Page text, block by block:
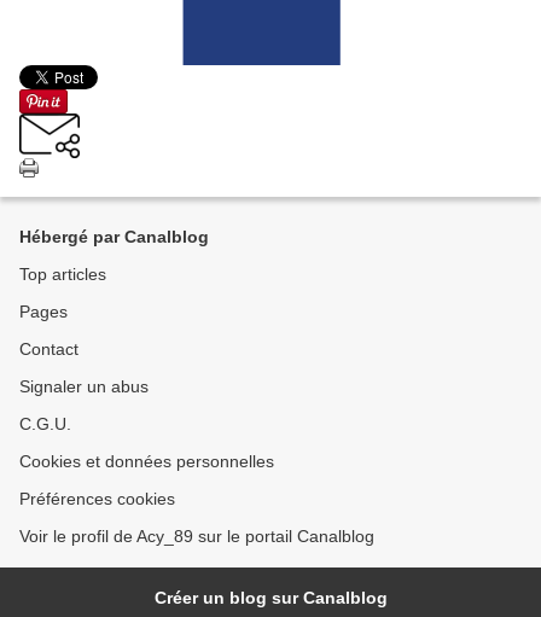
Hébergé par Canalblog
Top articles
Pages
Contact
Signaler un abus
C.G.U.
Cookies et données personnelles
Préférences cookies
Voir le profil de Acy_89 sur le portail Canalblog
Créer un blog sur Canalblog